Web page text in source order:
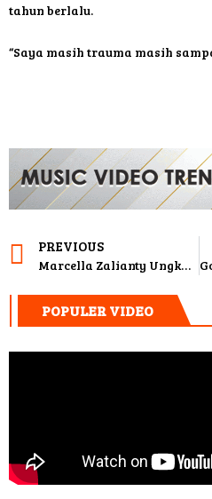
tahun berlalu.
“Saya masih trauma masih
PREVIOUS
Marcella Zalianty Ungkap Perkembangan Penyakit Tumor Otak Anaknya
POPULER VIDEO